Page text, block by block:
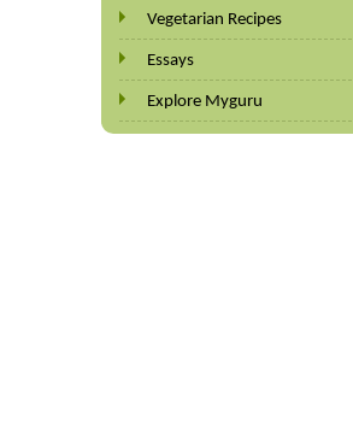
Vegetarian Recipes
Essays
Explore Myguru